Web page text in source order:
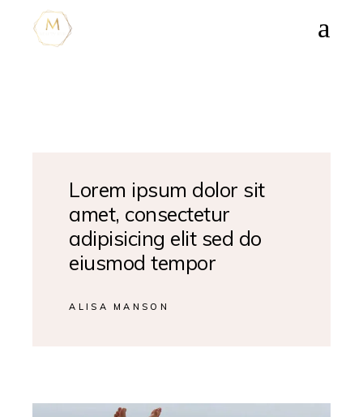
Lorem ipsum dolor sit
amet, consectetur
adipisicing elit sed do
eiusmod tempor
ALISA MANSON